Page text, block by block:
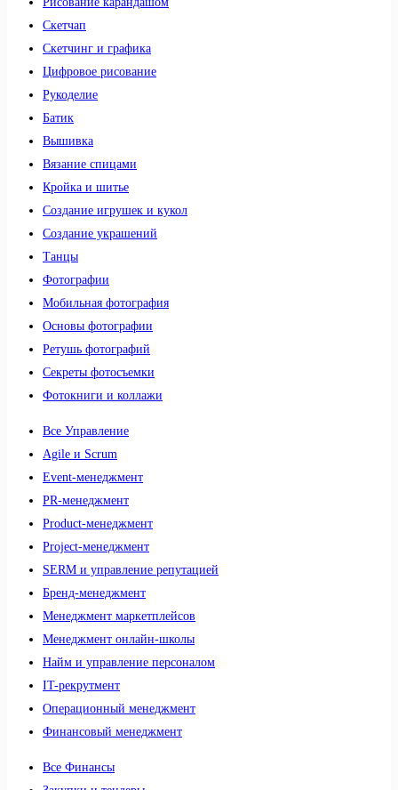
Скетчап
Скетчинг и графика
Цифровое рисование
Рукоделие
Батик
Вышивка
Вязание спицами
Кройка и шитье
Создание игрушек и кукол
Создание украшений
Танцы
Фотографии
Мобильная фотография
Основы фотографии
Ретушь фотографий
Секреты фотосъемки
Фотокниги и коллажи
Все Управление
Agile и Scrum
Event-менеджмент
PR-менеджмент
Product-менеджмент
Project-менеджмент
SERM и управление репутацией
Бренд-менеджмент
Менеджмент маркетплейсов
Менеджмент онлайн-школы
Найм и управление персоналом
IT-рекрутмент
Операционный менеджмент
Финансовый менеджмент
Все Финансы